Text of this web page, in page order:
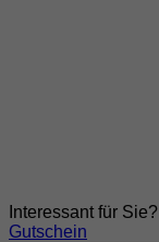
Interessant für Sie?
Gutschein